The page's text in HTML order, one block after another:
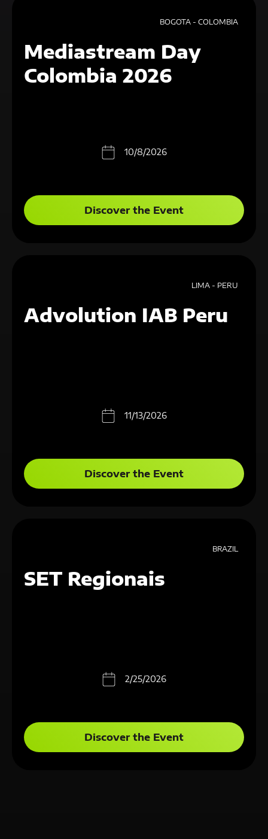
Mediastream Day
Colombia 2026
BOGOTA - COLOMBIA
10/8/2026
Discover the Event
Advolution IAB Peru
LIMA - PERU
11/13/2026
Discover the Event
SET Regionais
BRAZIL
2/25/2026
Discover the Event